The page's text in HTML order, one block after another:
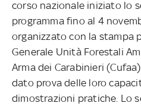
corso nazionale iniziato lo
programma fino al 4
organizzato con la stampa
Generale Unità Forestali
Arma dei Carabinieri
dato prova delle loro
dimostrazioni pratiche. Lo